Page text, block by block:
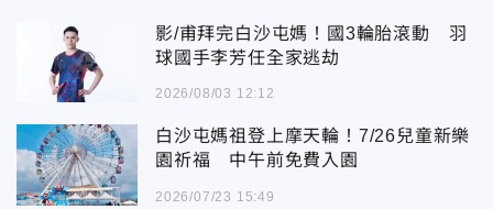
影/甫拜完白沙屯媽！國3輪胎滾動 羽
球國手李芳任全家逃劫
2026/08/03 12:12
白沙屯媽祖登上摩天輪！7/26兒童新樂
園祈福 中午前免費入園
2026/07/23 15:49